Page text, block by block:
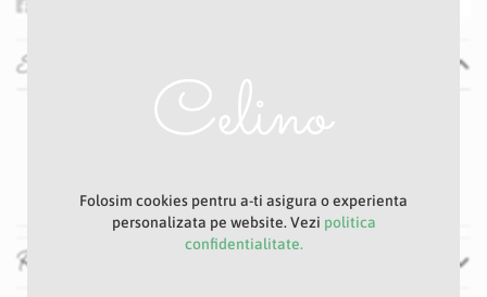
Specificatii
Recenzii
Folosim cookies pentru a-ti asigura o experienta
personalizata pe website. Vezi politica
confidentialitate.